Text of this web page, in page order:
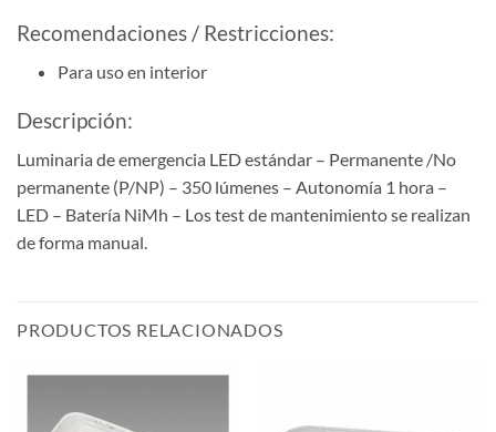
Recomendaciones / Restricciones:
Para uso en interior
Descripción:
Luminaria de emergencia LED estándar – Permanente /No
permanente (P/NP) – 350 lúmenes – Autonomía 1 hora –
LED – Batería NiMh – Los test de mantenimiento se realizan
de forma manual.
PRODUCTOS RELACIONADOS